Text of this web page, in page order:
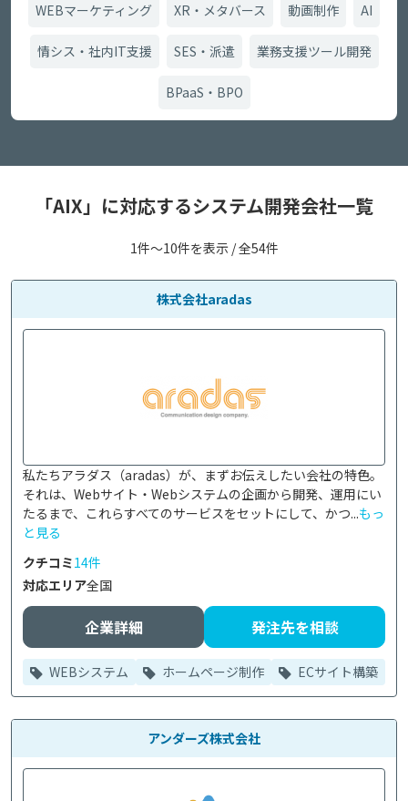
WEBマーケティング XR・メタバース 動画制作 AI
情シス・社内IT支援 SES・派遣 業務支援ツール開発
BPaaS・BPO
「AIX」に対応するシステム開発会社一覧
1件〜10件を表示 / 全54件
株式会社aradas
私たちアラダス（aradas）が、まずお伝えしたい会社の特色。
それは、Webサイト・Webシステムの企画から開発、運用にい
たるまで、これらすべてのサービスをセットにして、かつ...もっ
と見る
クチコミ14件
対応エリア全国
企業詳細 発注先を相談
WEBシステム ホームページ制作 ECサイト構築
アンダーズ株式会社